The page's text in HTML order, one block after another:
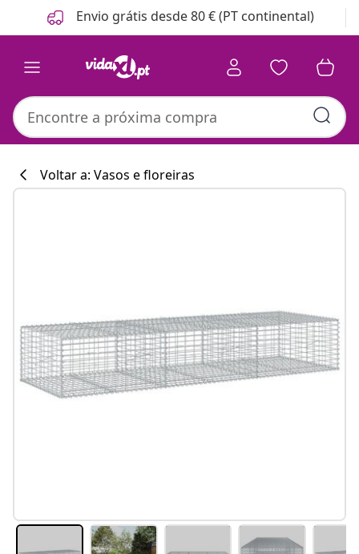
Anterior
Seguinte Envio grátis desde 80 € (PT continental)
Voltar a: Vasos e floreiras